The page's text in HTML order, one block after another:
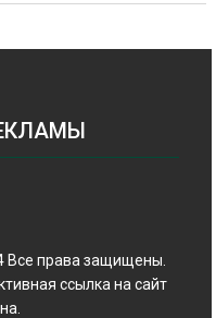
Все права защищены.
ссылка на сайт